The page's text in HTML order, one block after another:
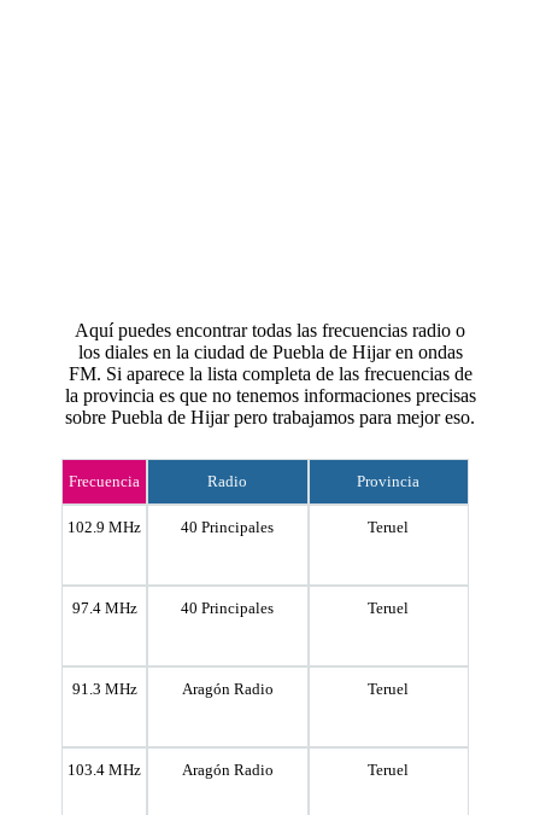
Aquí puedes encontrar todas las frecuencias radio o
los diales en la ciudad de Puebla de Hijar en ondas
FM. Si aparece la lista completa de las frecuencias de
la provincia es que no tenemos informaciones precisas
sobre Puebla de Hijar pero trabajamos para mejor eso.
Frecuencia Radio Provincia
102.9 MHz 40 Principales Teruel
97.4 MHz 40 Principales Teruel
91.3 MHz Aragón Radio Teruel
103.4 MHz Aragón Radio Teruel